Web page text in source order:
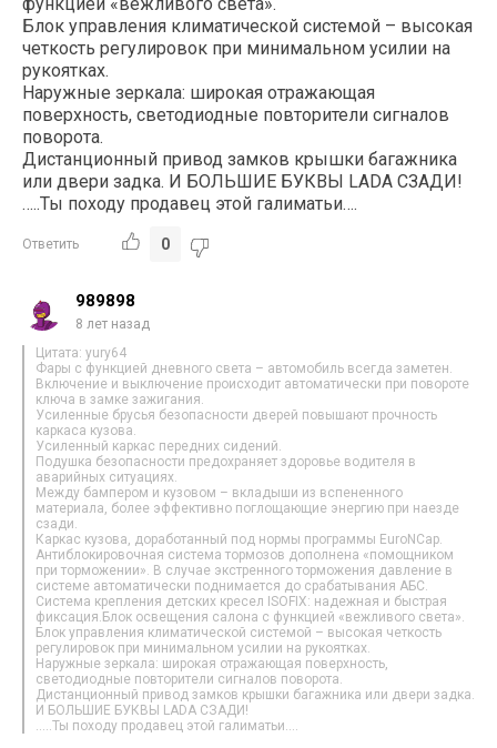
Блок управления климатической системой – высокая
четкость регулировок при минимальном усилии на
рукоятках.
Наружные зеркала: широкая отражающая
поверхность, светодиодные повторители сигналов
поворота.
Дистанционный привод замков крышки багажника
или двери задка. И БОЛЬШИЕ БУКВЫ LADA СЗАДИ!
…..Ты походу продавец этой галиматьи….
Ответить 0
989898
8 лет назад
Цитата: yury64
Фары с функцией дневного света – автомобиль всегда заметен.
Включение и выключение происходит автоматически при повороте
ключа в замке зажигания.
Усиленные брусья безопасности дверей повышают прочность
каркаса кузова.
Усиленный каркас передних сидений.
Подушка безопасности предохраняет здоровье водителя в
аварийных ситуациях.
Между бампером и кузовом – вкладыши из вспененного
материала, более эффективно поглощающие энергию при наезде
сзади.
Каркас кузова, доработанный под нормы программы EuroNCap.
Антиблокировочная система тормозов дополнена «помощником
при торможении». В случае экстренного торможения давление в
системе автоматически поднимается до срабатывания АБС.
Система крепления детских кресел ISOFIX: надежная и быстрая
фиксация.Блок освещения салона с функцией «вежливого света».
Блок управления климатической системой – высокая четкость
регулировок при минимальном усилии на рукоятках.
Наружные зеркала: широкая отражающая поверхность,
светодиодные повторители сигналов поворота.
Дистанционный привод замков крышки багажника или двери задка.
И БОЛЬШИЕ БУКВЫ LADA СЗАДИ!
…..Ты походу продавец этой галиматьи….